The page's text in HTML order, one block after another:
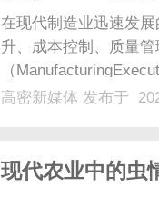
在现代制造业迅速发
升、成本控制、质量
（
理工具，越来越受到
高密新媒体 发布于
现代农业中的虫